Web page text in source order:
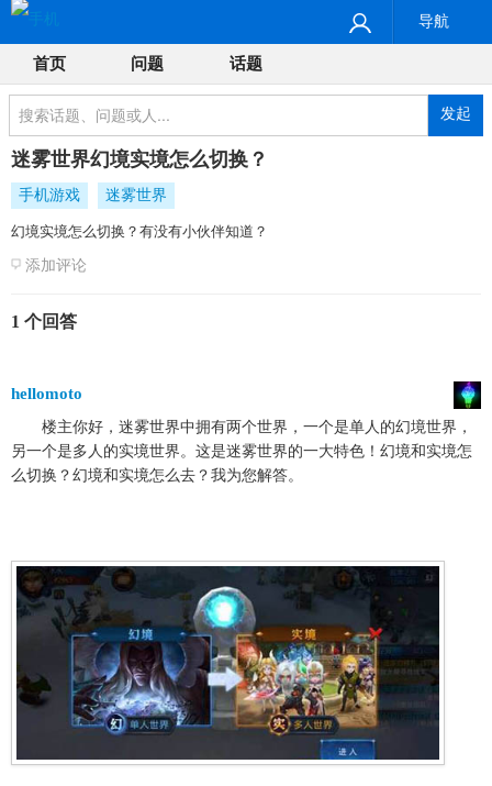
导航
首页 问题 话题
发起
迷雾世界幻境实境怎么切换？
手机游戏 迷雾世界
幻境实境怎么切换？有没有小伙伴知道？
添加评论
1 个回答
hellomoto
楼主你好，迷雾世界中拥有两个世界，一个是单人的幻境世界，
另一个是多人的实境世界。这是迷雾世界的一大特色！幻境和实境怎
么切换？幻境和实境怎么去？我为您解答。